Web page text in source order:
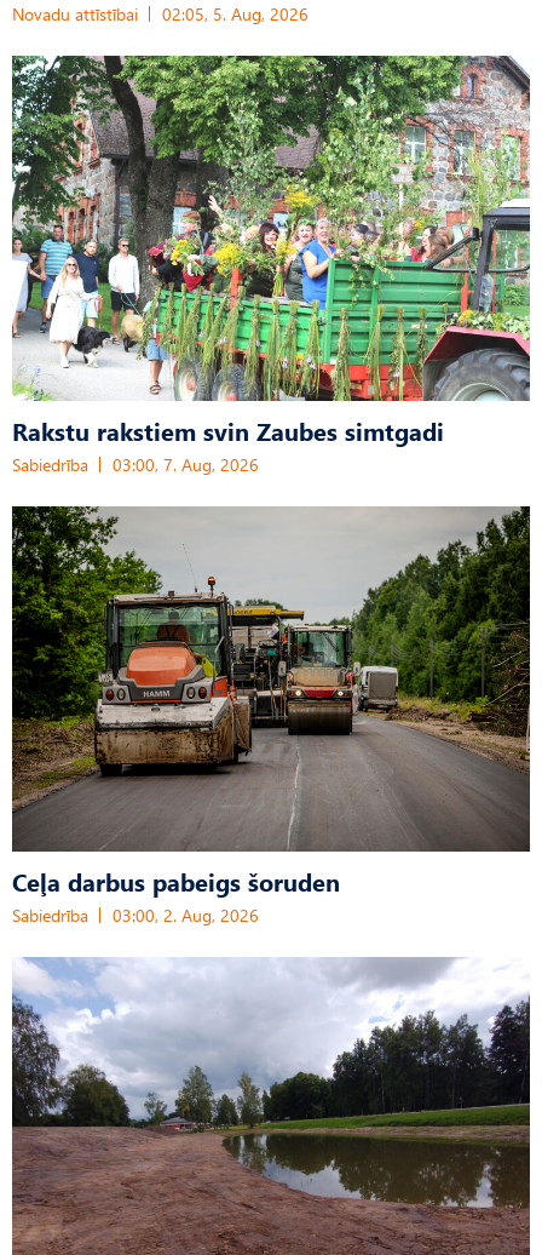
Novadu attīstībai 02:05, 5. Aug, 2026
Rakstu rakstiem svin Zaubes simtgadi
Sabiedrība 03:00, 7. Aug, 2026
Ceļa darbus pabeigs šoruden
Sabiedrība 03:00, 2. Aug, 2026